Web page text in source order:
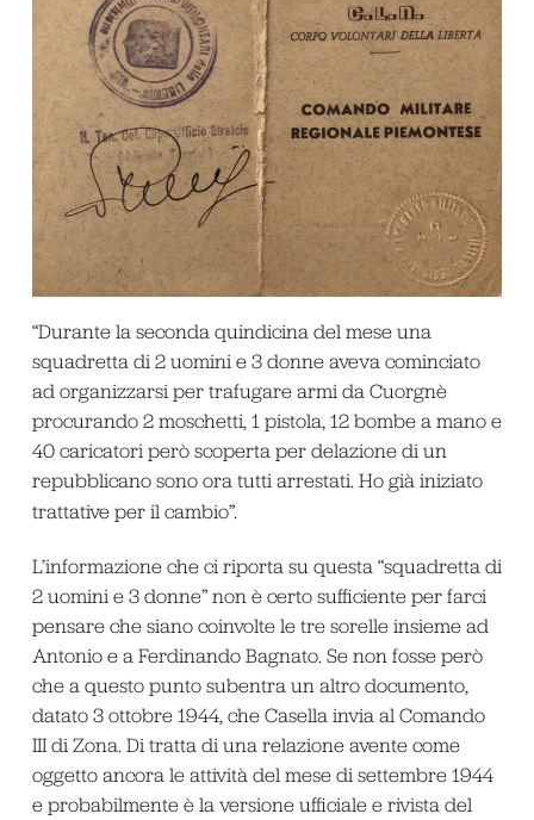
“Durante la seconda quindicina del mese una
squadretta di 2 uomini e 3 donne aveva cominciato
ad organizzarsi per trafugare armi da Cuorgnè
procurando 2 moschetti, 1 pistola, 12 bombe a mano e
40 caricatori però scoperta per delazione di un
repubblicano sono ora tutti arrestati. Ho già iniziato
trattative per il cambio”.
L’informazione che ci riporta su questa “squadretta di
2 uomini e 3 donne” non è certo sufficiente per farci
pensare che siano coinvolte le tre sorelle insieme ad
Antonio e a Ferdinando Bagnato. Se non fosse però
che a questo punto subentra un altro documento,
datato 3 ottobre 1944, che Casella invia al Comando
III di Zona. Di tratta di una relazione avente come
oggetto ancora le attività del mese di settembre 1944
e probabilmente è la versione ufficiale e rivista del